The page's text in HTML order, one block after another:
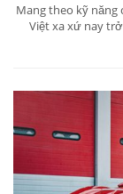
Mang theo kỹ
Việt xa xứ nay